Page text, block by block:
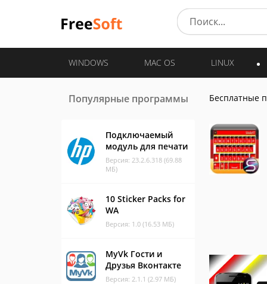
WINDOWS MAC OS LINUX
Популярные программы
Подключаемый
модуль для печати
Версия: 23.2.6.318 (69.88
МБ)
10 Sticker Packs for
WA
Версия: 1.0 (16.53 МБ)
MyVk Гости и
Друзья Вконтакте
Версия: 2.1.1 (2.97 МБ)
Бесплатные